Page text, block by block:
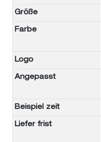
Größe
Farbe
Logo
Angepasst
Beispiel zeit
Liefer frist